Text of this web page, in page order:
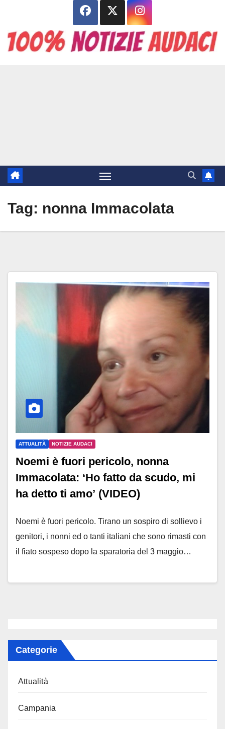
contenuto
Tag: nonna Immacolata
ATTUALITÀ NOTIZIE AUDACI
Noemi è fuori pericolo, nonna
Immacolata: ‘Ho fatto da scudo, mi
ha detto ti amo’ (VIDEO)
Noemi è fuori pericolo. Tirano un sospiro di sollievo i
genitori, i nonni ed o tanti italiani che sono rimasti con
il fiato sospeso dopo la sparatoria del 3 maggio…
Categorie
Attualità
Campania